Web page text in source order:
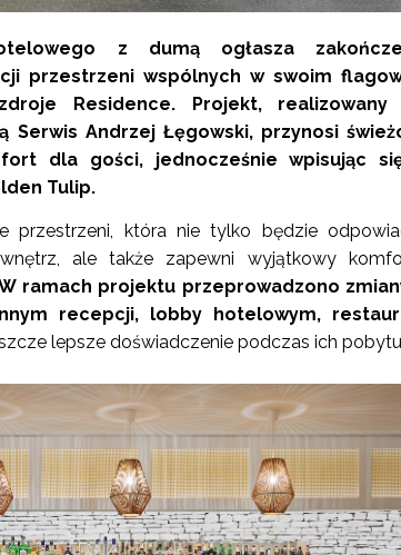
z dumą ogłasza
przestrzeni wspólnych w swoim
Residence. Projekt, realizowany
Serwis Andrzej Łęgowski, przynosi
dla gości, jednocześnie wpisując
Tulip.
przestrzeni, która nie tylko będzie
ale także zapewni wyjątkowy
ramach projektu przeprowadzono
recepcji, lobby hotelowym,
lepsze doświadczenie podczas ich